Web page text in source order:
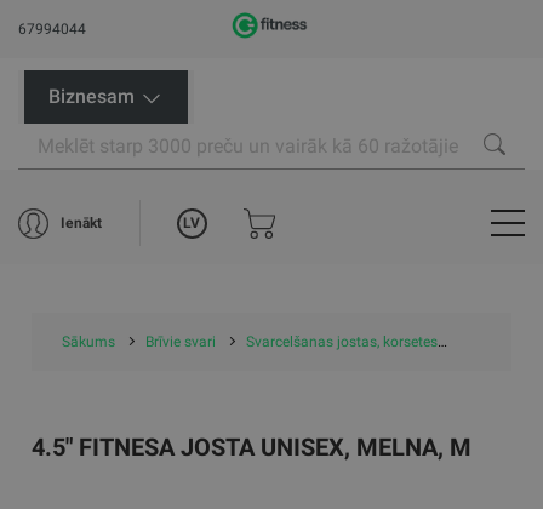
67994044
Biznesam
Ienākt LV
Sākums Brīvie svari Svarcelšanas jostas, korsetes
4.5" FITNESA JOSTA UNISEX, MELNA, M